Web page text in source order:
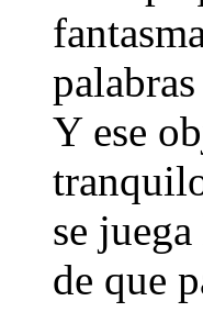
Y ese
se
de que